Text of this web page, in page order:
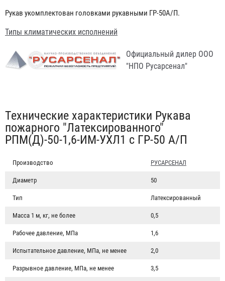
Рукав укомплектован головками рукавными ГР-50А/П.
Типы климатических исполнений
Официальный дилер ООО
"НПО Русарсенал"
Табы
Технические характеристики Рукава
пожарного "Латексированного"
РПМ(Д)-50-1,6-ИМ-УХЛ1 с ГР-50 А/П
Производство РУСАРСЕНАЛ
Диаметр 50
Тип Латексированный
Масса 1 м, кг, не более 0,5
Рабочее давление, МПа 1,6
Испытательное давление, МПа, не менее 2,0
Разрывное давление, МПа, не менее 3,5